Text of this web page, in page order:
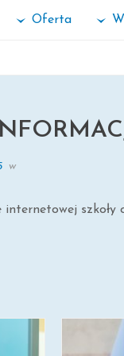
Oferta
w
szkoły